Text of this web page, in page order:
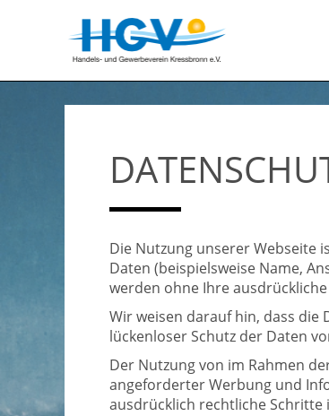
Die Nutzung unserer Webseite
Daten (beispielsweise Name,
werden ohne Ihre
Wir weisen darauf hin, dass die
lückenloser Schutz der Daten
Der Nutzung von im Rahmen
angeforderter Werbung und
ausdrücklich rechtliche Schritte